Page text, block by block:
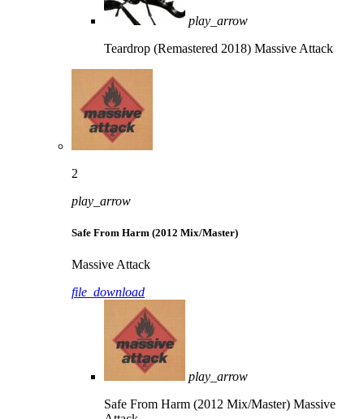
play_arrow
Teardrop (Remastered 2018) Massive Attack
2
play_arrow
Safe From Harm (2012 Mix/Master)
Massive Attack
file_download
play_arrow
Safe From Harm (2012 Mix/Master) Massive